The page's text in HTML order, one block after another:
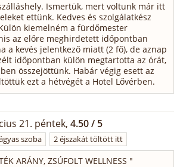
Ismertük, mert voltunk már itt
ettünk. Kedves és szolgálatkész
kiemelném a fürdőmester
az előre meghirdetett időpontban
a kevés jelentkező miatt (2 fő), de aznap
időpontban külön megtartotta az órát,
összejöttünk. Habár végig esett az
ezt a hétvégét a Hotel Lővérben.
21. péntek, 4.50 / 5
szoba 2 éjszakát töltött itt
ARÁNY, ZSÚFOLT WELLNESS "